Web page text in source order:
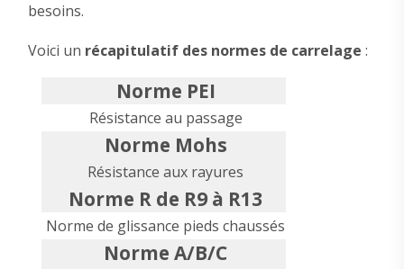
besoins.
Voici un récapitulatif des normes de carrelage :
Norme PEI
Résistance au passage
Norme Mohs
Résistance aux rayures
Norme R de R9 à R13
Norme de glissance pieds chaussés
Norme A/B/C